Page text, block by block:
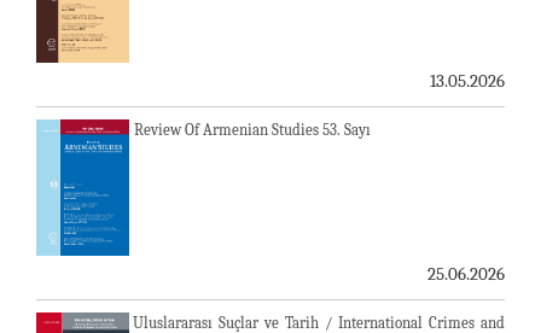
13.05.2026
Review Of Armenian Studies 53. Sayı
25.06.2026
Uluslararası Suçlar ve Tarih / International Crimes and